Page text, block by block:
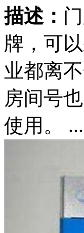
描述：
牌，可
业都离
房间号
使用。 ...